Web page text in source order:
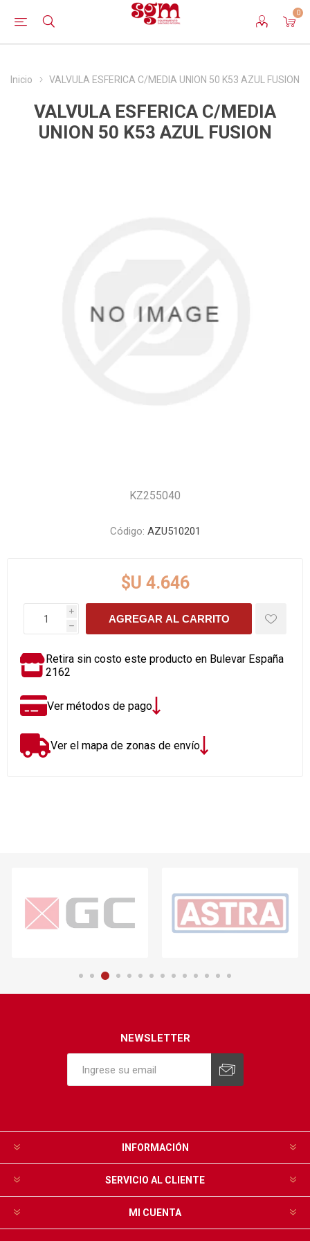
0
Inicio VALVULA ESFERICA C/MEDIA UNION 50 K53 AZUL FUSION
VALVULA ESFERICA C/MEDIA
UNION 50 K53 AZUL FUSION
KZ255040
Código: AZU510201
$U 4.646
i
h
AGREGAR AL CARRITO
Retira sin costo este producto en Bulevar España
2162
Ver métodos de pago
Ver el mapa de zonas de envío
NEWSLETTER
INFORMACIÓN
SERVICIO AL CLIENTE
MI CUENTA